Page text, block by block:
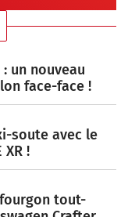
: un nouveau
face-face !
soute avec le
!
tout-